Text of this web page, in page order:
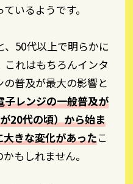
いるようです。
50代以上で明らかに
れはもちろんインタ
普及が最大の影響と
子レンジの一般普及が
20代の頃）から始ま
きな変化があったこ
もしれません。